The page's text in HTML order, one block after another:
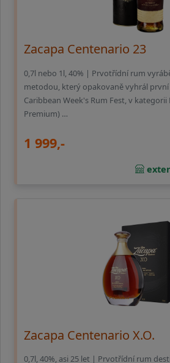
Zacapa Centenario 23
0,7l nebo 1l, 40% | Prvotřídní rum
metodou, který opakovaně vyhrál
Caribbean Week's Rum Fest, v
Premium) …
1 999,-
Zacapa Centenario X.O.
0,7l, 40%, asi 25 let | Prvotřídní rum